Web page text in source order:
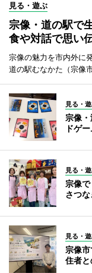
見る・遊ぶ
宗像・道の駅で
食や対話で思い
宗像の魅力を市内外に
道の駅むなかた（宗像
見る・
宗像
ドゲ
見る・
宗像
さつ
見る・
宗像
住者